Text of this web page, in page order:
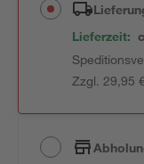
Lieferzeit:
Zzgl. 29,95